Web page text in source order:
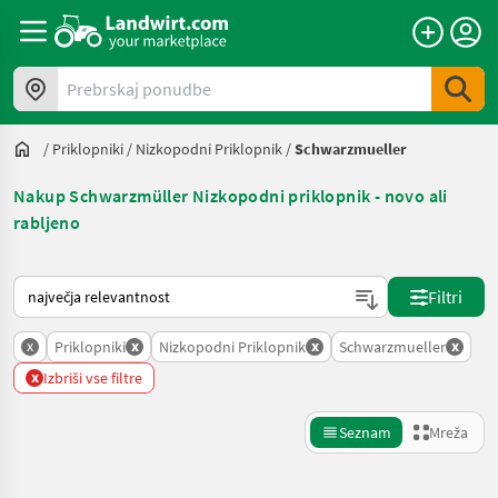
Prebrskaj ponudbe
/ Priklopniki / Nizkopodni Priklopnik /Schwarzmueller
Nakup Schwarzmüller Nizkopodni priklopnik - novo ali
rabljeno
Tako je razvrščeno na Landwirt.com
Filtri
x Priklopniki x Nizkopodni Priklopnik x Schwarzmueller x
x Izbriši vse filtre
Seznam Mreža